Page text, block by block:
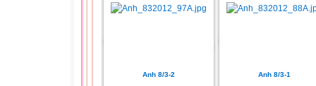
Anh 8/3-2 Anh 8/3-1